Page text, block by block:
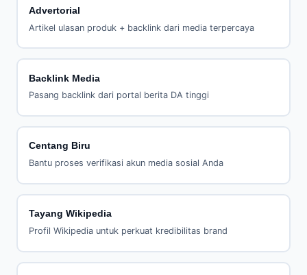
Advertorial
Artikel ulasan produk + backlink dari media terpercaya
Backlink Media
Pasang backlink dari portal berita DA tinggi
Centang Biru
Bantu proses verifikasi akun media sosial Anda
Tayang Wikipedia
Profil Wikipedia untuk perkuat kredibilitas brand